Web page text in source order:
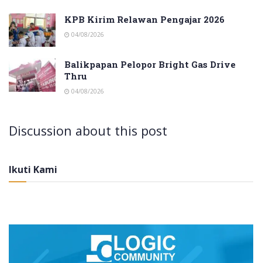
KPB Kirim Relawan Pengajar 2026
04/08/2026
Balikpapan Pelopor Bright Gas Drive
Thru
04/08/2026
Discussion about this post
Ikuti Kami